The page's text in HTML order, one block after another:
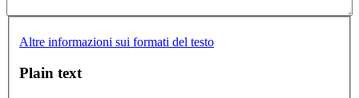
Altre informazioni sui formati del testo
Plain text